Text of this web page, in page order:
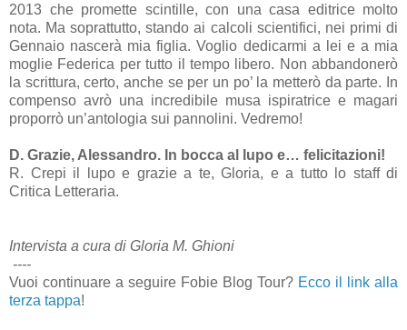
2013 che promette scintille, con una casa editrice molto
nota. Ma soprattutto, stando ai calcoli scientifici, nei primi di
Gennaio nascerà mia figlia. Voglio dedicarmi a lei e a mia
moglie Federica per tutto il tempo libero. Non abbandonerò
la scrittura, certo, anche se per un po’ la metterò da parte. In
compenso avrò una incredibile musa ispiratrice e magari
proporrò un’antologia sui pannolini. Vedremo!
D. Grazie, Alessandro. In bocca al lupo e… felicitazioni!
R. Crepi il lupo e grazie a te, Gloria, e a tutto lo staff di
Critica Letteraria.
Intervista a cura di Gloria M. Ghioni
----
Vuoi continuare a seguire Fobie Blog Tour? Ecco il link alla
terza tappa!